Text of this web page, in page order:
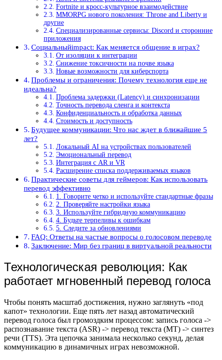
Fortnite и кросс-культурное взаимодействие
MMORPG нового поколения: Throne and Liberty и
другие
Специализированные сервисы: Discord и сторонние
приложения
Социальныйimpact: Как меняется общение в играх?
От изоляции к интеграции
Снижение токсичности на почве языка
Новые возможности для киберспорта
Проблемы и ограничения: Почему технология еще не
идеальна?
Проблема задержки (Latency) и синхронизации
Точность перевода сленга и контекста
Конфиденциальность и обработка данных
Стоимость и доступность
Будущее коммуникации: Что нас ждет в ближайшие 5
лет?
Локальный AI на устройствах пользователей
Эмоциональный перевод
Интеграция с AR и VR
Расширение списка поддерживаемых языков
Практические советы для геймеров: Как использовать
перевод эффективно
1. Говорите четко и используйте стандартные фразы
2. Проверяйте настройки языка
3. Используйте гибридную коммуникацию
4. Будьте терпеливы к ошибкам
5. Следите за обновлениями
FAQ: Ответы на частые вопросы о голосовом переводе
Заключение: Мир без границ в виртуальной реальности
Технологическая революция: Как
работает мгновенный перевод голоса
Чтобы понять масштаб достижения, нужно заглянуть «под
капот» технологии. Еще пять лет назад автоматический
перевод голоса был громоздким процессом: запись голоса ->
распознавание текста (ASR) -> перевод текста (MT) -> синтез
речи (TTS). Эта цепочка занимала несколько секунд, делая
коммуникацию в динамичных играх невозможной.